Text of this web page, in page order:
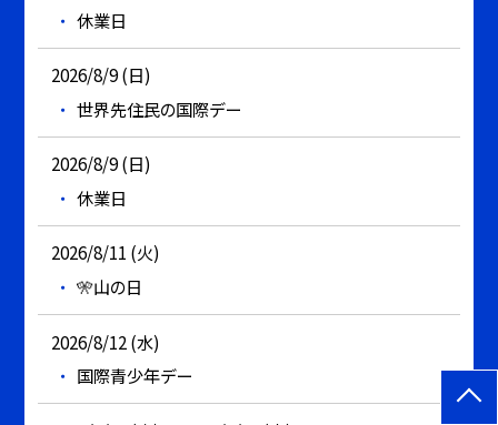
休業日
2026/8/9 (日)
世界先住民の国際デー
2026/8/9 (日)
休業日
2026/8/11 (火)
🎌山の日
2026/8/12 (水)
国際青少年デー